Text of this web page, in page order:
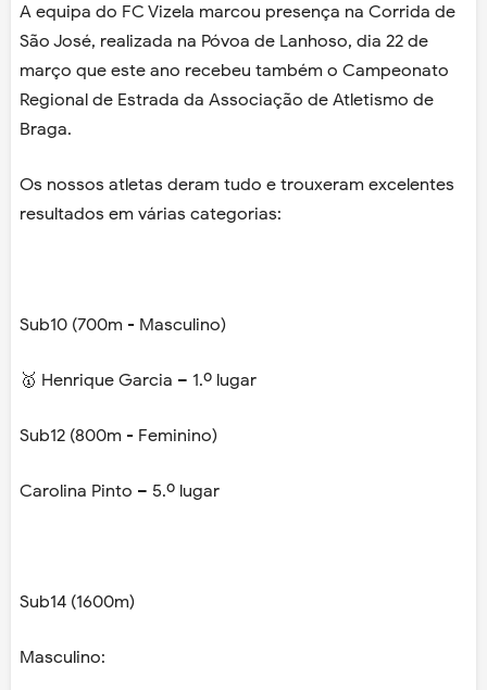
A equipa do FC Vizela marcou presença na Corrida de
São José, realizada na Póvoa de Lanhoso, dia 22 de
março que este ano recebeu também o Campeonato
Regional de Estrada da Associação de Atletismo de
Braga.
Os nossos atletas deram tudo e trouxeram excelentes
resultados em várias categorias:
Sub10 (700m - Masculino)
🥇 Henrique Garcia – 1.º lugar
Sub12 (800m - Feminino)
Carolina Pinto – 5.º lugar
Sub14 (1600m)
Masculino: